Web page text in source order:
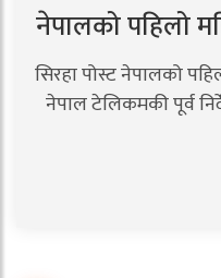
नेपालको पहिलो
सिरहा पोस्ट नेपालको
नेपाल टेलिकमकी पूर्व